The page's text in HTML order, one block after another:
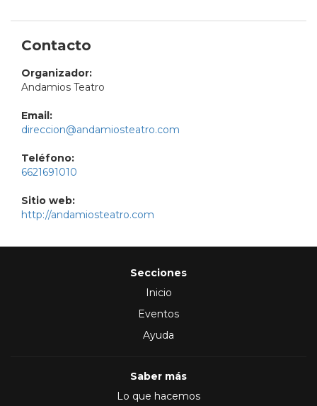
Contacto
Organizador:
Andamios Teatro
Email:
direccion@andamiosteatro.com
Teléfono:
6621691010
Sitio web:
http://andamiosteatro.com
Secciones
Inicio
Eventos
Ayuda
Saber más
Lo que hacemos